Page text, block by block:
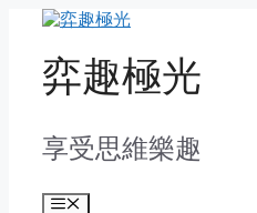
content弈趣極光
享受思維樂趣
Menu